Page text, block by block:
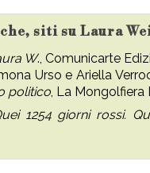
siti su Laura
W., Comunicarte
Urso e Ariella
politico, La Mongolfiera
1254 giorni rossi.